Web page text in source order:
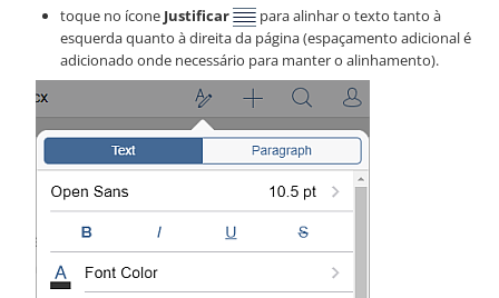
toque no ícone Justificar
para alinhar o texto tanto à
esquerda quanto à direita da página (espaçamento adicional é
adicionado onde necessário para manter o alinhamento).